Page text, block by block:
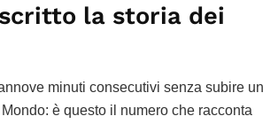
la storia dei
minuti consecutivi senza subire un
è questo il numero che racconta